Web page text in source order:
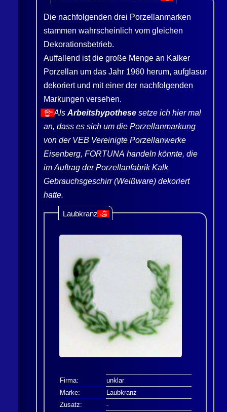
Die nachfolgenden drei Porzellanmarken
stammen wahrscheinlich vom gleichen
Dekorationsbetrieb.
Auffallend ist die große Menge an Kalker
Porzellan um das Jahr 1960 herum, aufglasur
dekoriert und mit einer der nachfolgenden
Markungen versehen.
👍 Als Arbeitshypothesesetze ich hier mal
an, dass es sich um die Porzellanmarkung
von der VEB Vereinigte Porzellanwerke
Eisenberg, FORTUNA handeln könnte, die
im Auftrag der Porzellanfabrik Kalk
Gebrauchsgeschirr (Weißware) dekoriert
hatte.
Laubkranz 👎
Firma:
unklar
Marke:
Laubkranz
Zusatz:
-